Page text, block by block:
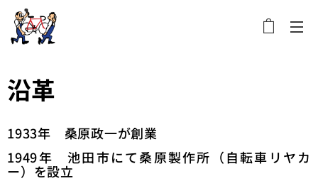
沿革
1933年 桑原政一が創業
1949年 池田市にて桑原製作所（自転車リヤカ
ー）を設立